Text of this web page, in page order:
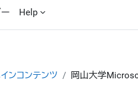
Help
インコンテンツ 岡山大学